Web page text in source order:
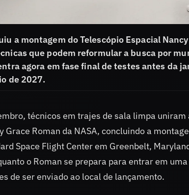
a montagem do Telescópio Espacial
que podem reformular a busca por
agora em fase final de testes antes da
de 2027.
técnicos em trajes de sala limpa
Grace Roman da NASA, concluindo a
Space Flight Center em Greenbelt,
o Roman se prepara para entrar em
de ser enviado ao local de lançamento.